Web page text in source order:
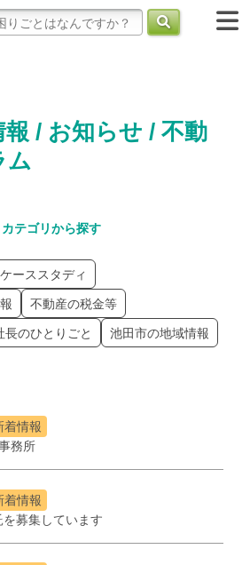
報 / お知らせ / 不動
ム
カテゴリから探す
ーススタディ
不動産の税金等
長のひとりごと 池田市の地域情報
着情報
務所
着情報
募集しています